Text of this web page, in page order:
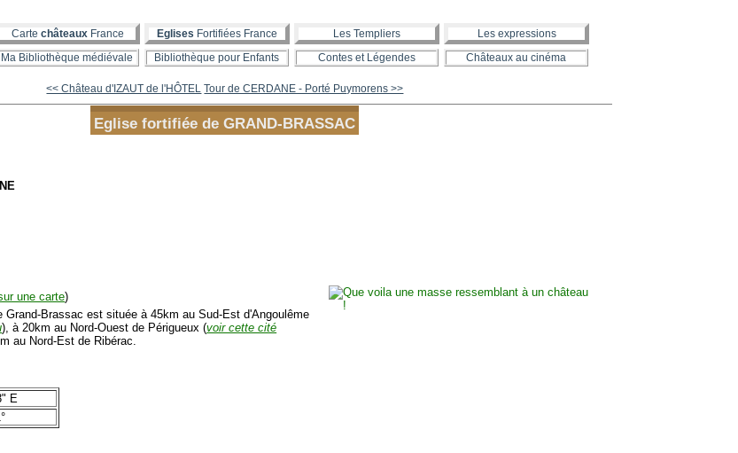
Carte châteauxFrance Eglises Fortifiées France Les Templiers
Les expressions
Ma Bibliothèque médiévale Bibliothèque pour Enfants Contes et Légendes Châteaux au cinéma
<< Château d'IZAUT de l'HÔTEL Tour de CERDANE - Porté Puymorens >>
Eglise fortifiée de GRAND-BRASSAC
une carte)
Grand-Brassac est située à 45km au Sud-Est d'Angoulême
), à 20km au Nord-Ouest de Périgueux (voir cette cité
au Nord-Est de Ribérac.
E